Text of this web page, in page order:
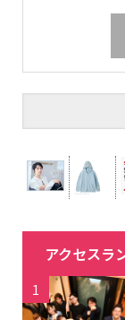
アクセスラ
1